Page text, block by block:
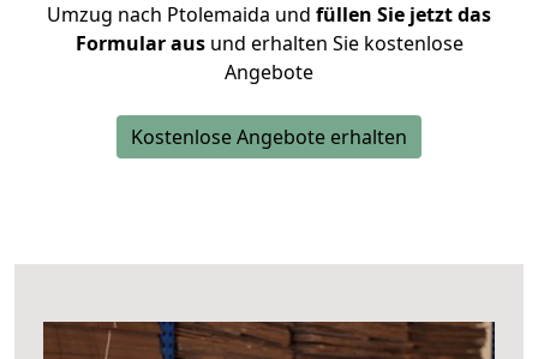
Umzug nach Ptolemaida und füllen Sie jetzt das
Formular ausund erhalten Sie kostenlose
Angebote
Kostenlose Angebote erhalten